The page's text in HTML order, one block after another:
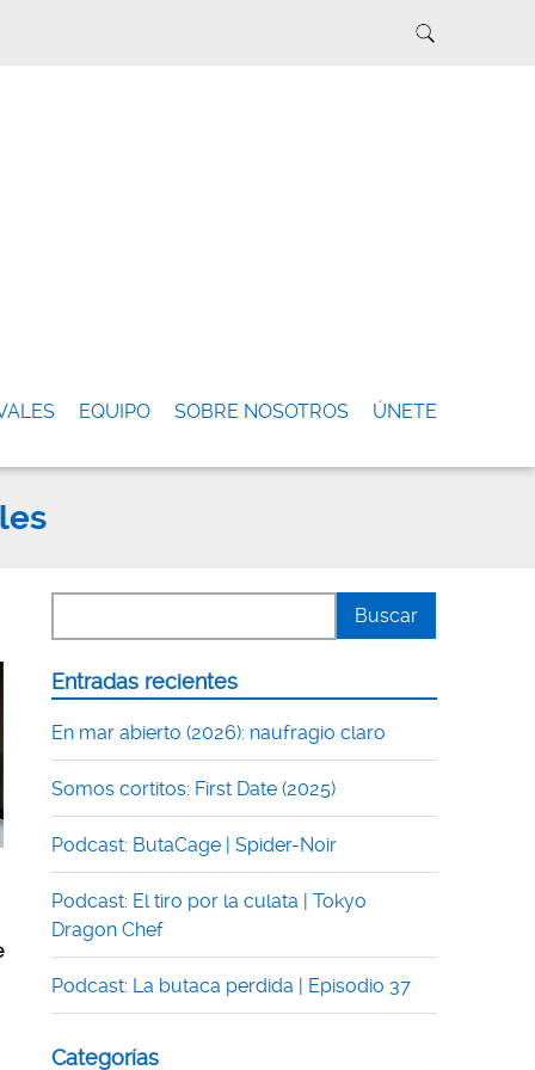
EQUIPO SOBRE NOSOTROS ÚNETE
Entradas recientes
En mar abierto (2026): naufragio claro
Somos cortitos: First Date (2025)
Podcast: ButaCage | Spider-Noir
Podcast: El tiro por la culata | Tokyo
Dragon Chef
Podcast: La butaca perdida | Episodio 37
Categorías